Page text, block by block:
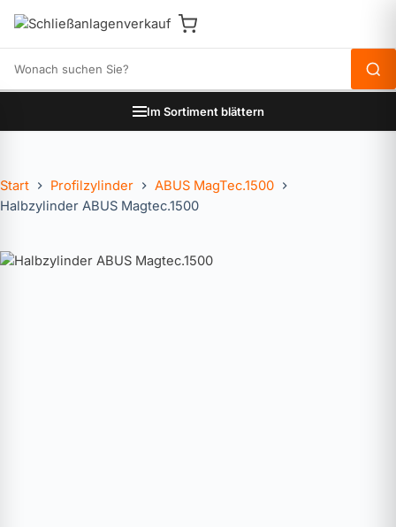
Im Sortiment blättern
Start Profilzylinder
ABUS MagTec.1500
Halbzylinder ABUS Magtec.1500